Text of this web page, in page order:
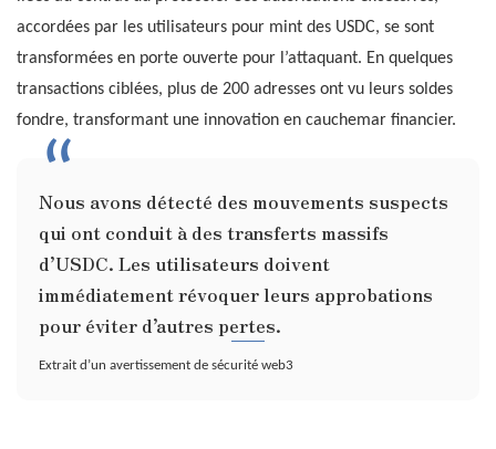
accordées par les utilisateurs pour mint des USDC, se sont
transformées en porte ouverte pour l’attaquant. En quelques
transactions ciblées, plus de 200 adresses ont vu leurs soldes
fondre, transformant une innovation en cauchemar financier.
Nous avons détecté des mouvements suspects
qui ont conduit à des transferts massifs
d’USDC. Les utilisateurs doivent
immédiatement révoquer leurs approbations
pour éviter d’autres pertes.
Extrait d’un avertissement de sécurité web3